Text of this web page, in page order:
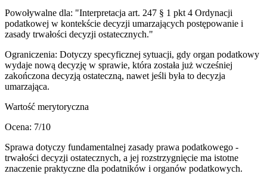
Powoływalne dla: "Interpretacja art. 247 § 1 pkt 4 Ordynacji
podatkowej w kontekście decyzji umarzających postępowanie i
zasady trwałości decyzji ostatecznych."
Ograniczenia: Dotyczy specyficznej sytuacji, gdy organ podatkowy
wydaje nową decyzję w sprawie, która została już wcześniej
zakończona decyzją ostateczną, nawet jeśli była to decyzja
umarzająca.
Wartość merytoryczna
Ocena: 7/10
Sprawa dotyczy fundamentalnej zasady prawa podatkowego -
trwałości decyzji ostatecznych, a jej rozstrzygnięcie ma istotne
znaczenie praktyczne dla podatników i organów podatkowych.